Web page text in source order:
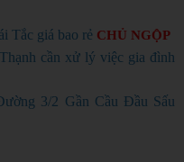
Tắc giá bao rẻ CHỦ NGỘP
cần xử lý việc gia đình
3/2 Gần Cầu Đầu Sấu